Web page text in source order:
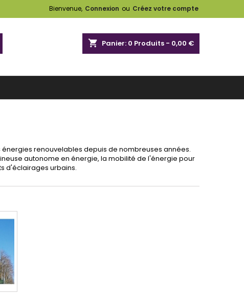
Bienvenue, Connexion ou Créez votre compte
shopping_cart Panier: 0 Produits - 0,00 €
renouvelables depuis de nombreuses années.
autonome en énergie, la mobilité de l'énergie pour
d'éclairages urbains.